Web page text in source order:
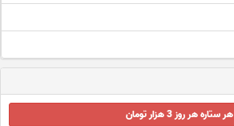
هر ستاره هر روز 3 هزار تومان